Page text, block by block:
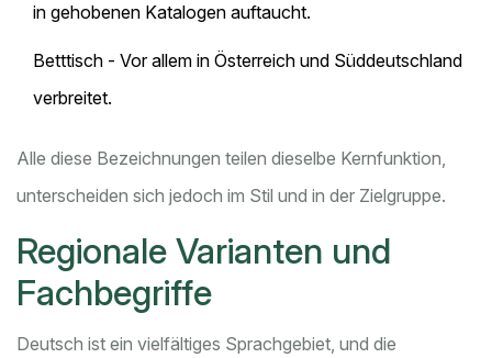
in gehobenen Katalogen auftaucht.
Betttisch - Vor allem in Österreich und Süddeutschland
verbreitet.
Alle diese Bezeichnungen teilen dieselbe Kernfunktion,
unterscheiden sich jedoch im Stil und in der Zielgruppe.
Regionale Varianten und
Fachbegriffe
Deutsch ist ein vielfältiges Sprachgebiet, und die